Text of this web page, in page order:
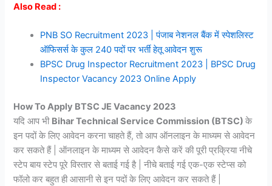
Also Read :
PNB SO Recruitment 2023 | पंजाब नेशनल बैंक में स्पेशलिस्ट
ऑफिसर्स के कुल 240 पदों पर भर्ती हेतू आवेदन शुरू
BPSC Drug Inspector Recruitment 2023 | BPSC Drug
Inspector Vacancy 2023 Online Apply
How To Apply BTSC JE Vacancy 2023
यदि आप भी Bihar Technical Service Commission (BTSC)के
इन पदों के लिए आवेदन करना चाहते हैं, तो आप ऑनलाइन के माध्यम से आवेदन
कर सकते हैं | ऑनलाइन के माध्यम से आवेदन कैसे करें की पूरी प्रक्रिया नीचे
स्टेप बाय स्टेप पूरे विस्तार से बताई गई है | नीचे बताई गई एक-एक स्टेप्स को
फॉलो कर बहुत ही आसानी से इन पदों के लिए आवेदन कर सकते हैं |